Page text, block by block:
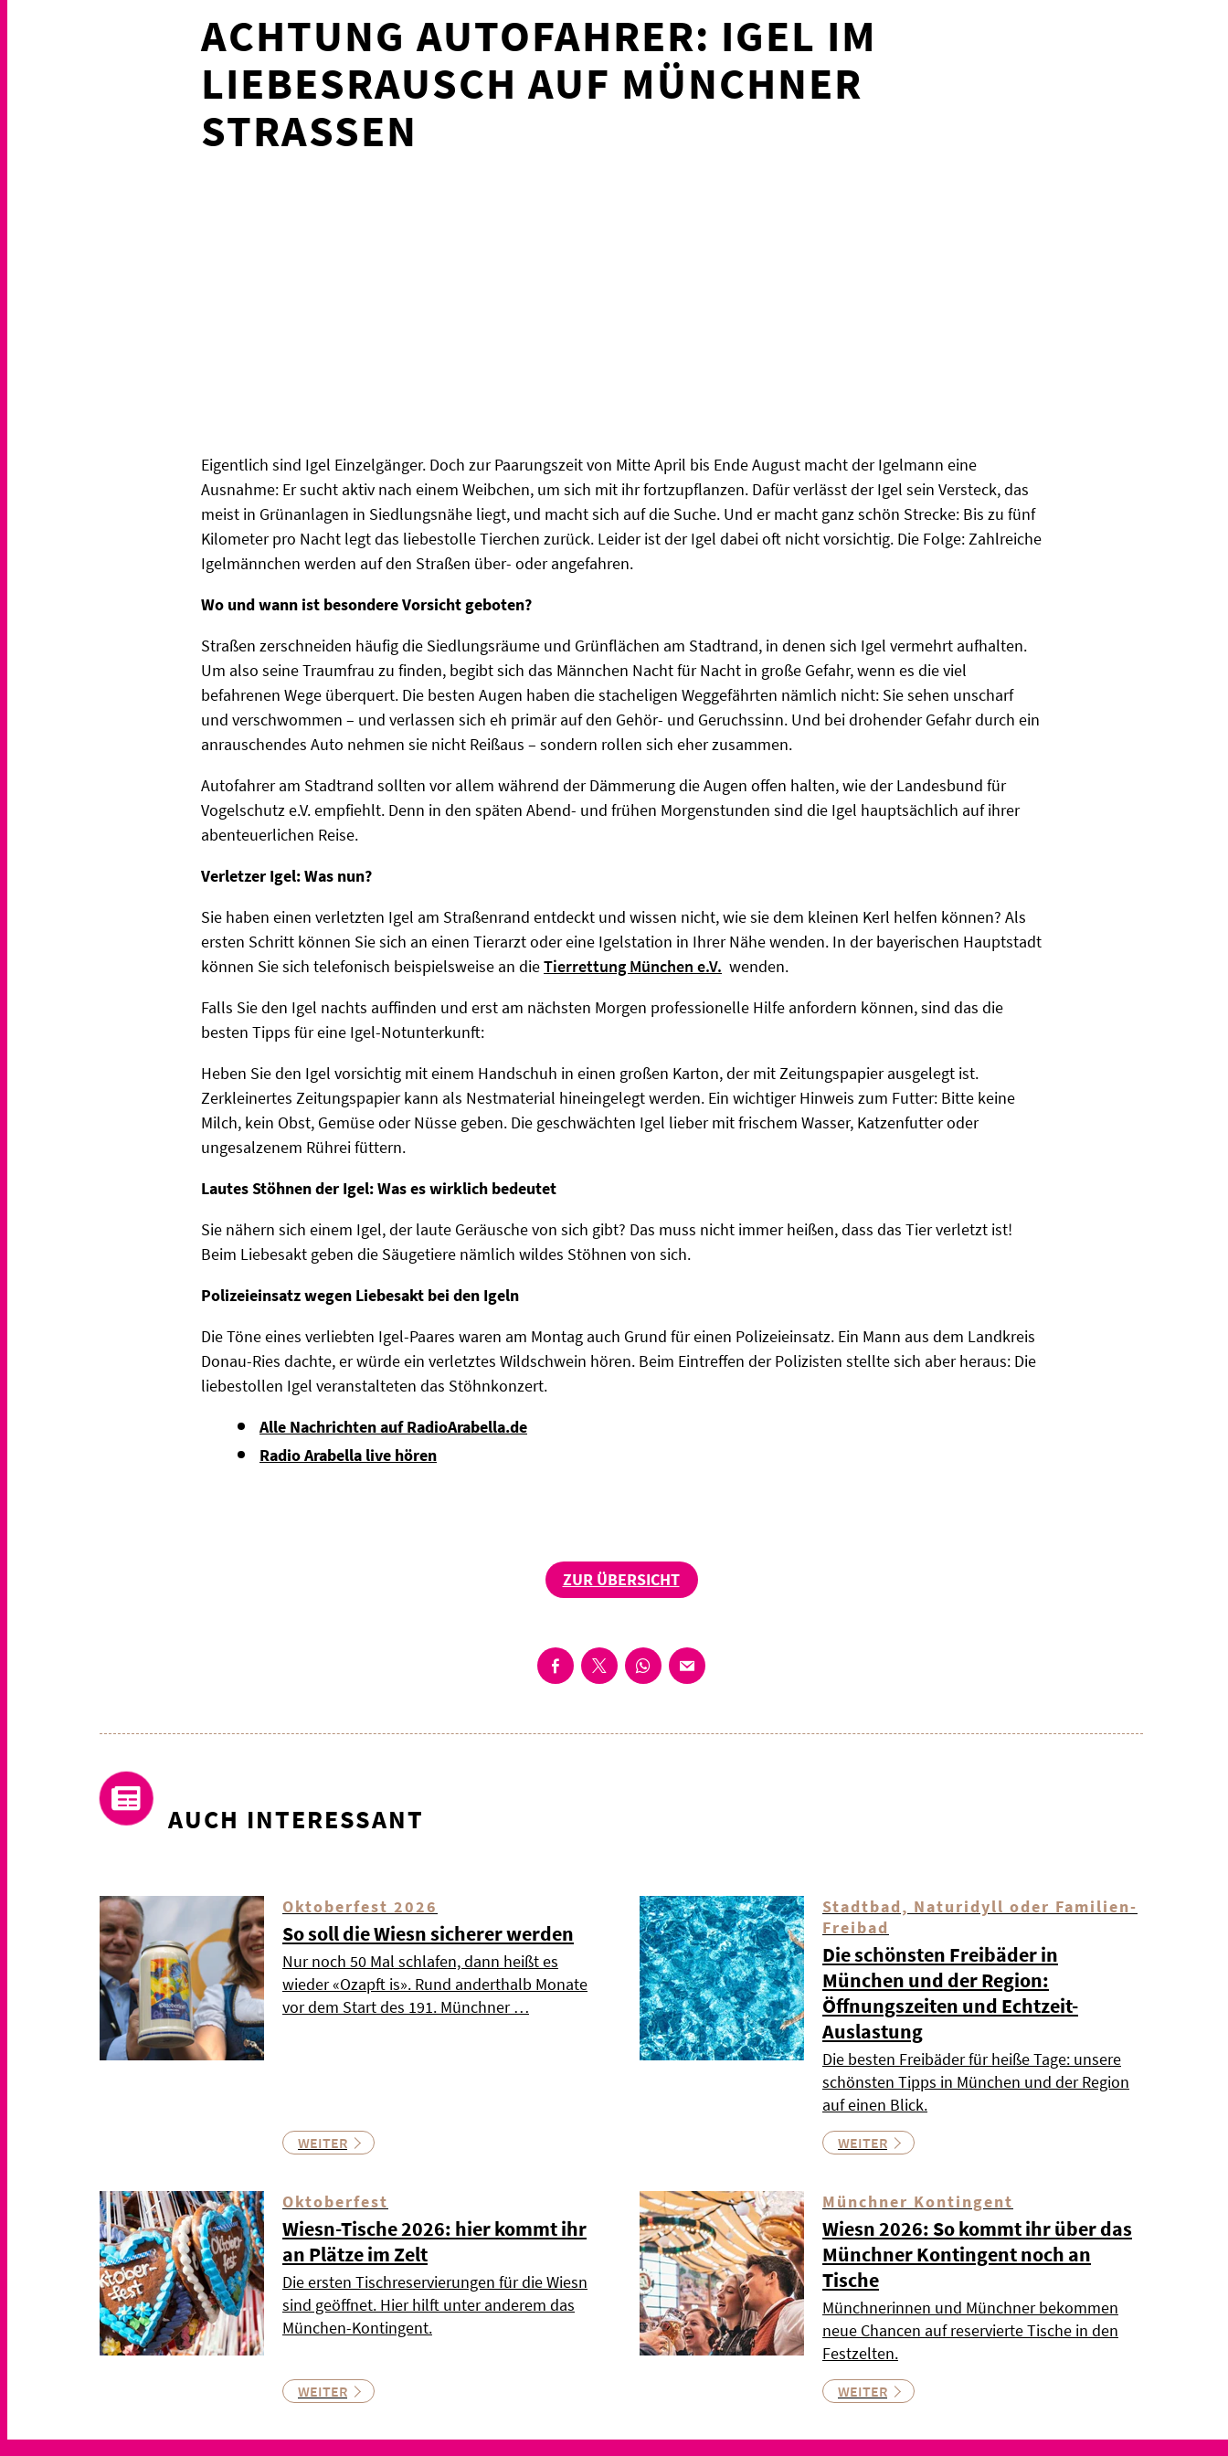
ACHTUNG AUTOFAHRER: IGEL IM
LIEBESRAUSCH AUF MÜNCHNER
STRASSEN
Eigentlich sind Igel Einzelgänger. Doch zur Paarungszeit von Mitte April bis Ende August macht der Igelmann eine
Ausnahme: Er sucht aktiv nach einem Weibchen, um sich mit ihr fortzupflanzen. Dafür verlässt der Igel sein Versteck, das
meist in Grünanlagen in Siedlungsnähe liegt, und macht sich auf die Suche. Und er macht ganz schön Strecke: Bis zu fünf
Kilometer pro Nacht legt das liebestolle Tierchen zurück. Leider ist der Igel dabei oft nicht vorsichtig. Die Folge: Zahlreiche
Igelmännchen werden auf den Straßen über- oder angefahren.
Wo und wann ist besondere Vorsicht geboten?
Straßen zerschneiden häufig die Siedlungsräume und Grünflächen am Stadtrand, in denen sich Igel vermehrt aufhalten.
Um also seine Traumfrau zu finden, begibt sich das Männchen Nacht für Nacht in große Gefahr, wenn es die viel
befahrenen Wege überquert. Die besten Augen haben die stacheligen Weggefährten nämlich nicht: Sie sehen unscharf
und verschwommen – und verlassen sich eh primär auf den Gehör- und Geruchssinn. Und bei drohender Gefahr durch ein
anrauschendes Auto nehmen sie nicht Reißaus – sondern rollen sich eher zusammen.
Autofahrer am Stadtrand sollten vor allem während der Dämmerung die Augen offen halten, wie der Landesbund für
Vogelschutz e.V. empfiehlt. Denn in den späten Abend- und frühen Morgenstunden sind die Igel hauptsächlich auf ihrer
abenteuerlichen Reise.
Verletzer Igel: Was nun?
Sie haben einen verletzten Igel am Straßenrand entdeckt und wissen nicht, wie sie dem kleinen Kerl helfen können? Als
ersten Schritt können Sie sich an einen Tierarzt oder eine Igelstation in Ihrer Nähe wenden. In der bayerischen Hauptstadt
können Sie sich telefonisch beispielsweise an dieTierrettung München e.V. wenden.
Falls Sie den Igel nachts auffinden und erst am nächsten Morgen professionelle Hilfe anfordern können, sind das die
besten Tipps für eine Igel-Notunterkunft:
Heben Sie den Igel vorsichtig mit einem Handschuh in einen großen Karton, der mit Zeitungspapier ausgelegt ist.
Zerkleinertes Zeitungspapier kann als Nestmaterial hineingelegt werden. Ein wichtiger Hinweis zum Futter: Bitte keine
Milch, kein Obst, Gemüse oder Nüsse geben. Die geschwächten Igel lieber mit frischem Wasser, Katzenfutter oder
ungesalzenem Rührei füttern.
Lautes Stöhnen der Igel: Was es wirklich bedeutet
Sie nähern sich einem Igel, der laute Geräusche von sich gibt? Das muss nicht immer heißen, dass das Tier verletzt ist!
Beim Liebesakt geben die Säugetiere nämlich wildes Stöhnen von sich.
Polizeieinsatz wegen Liebesakt bei den Igeln
Die Töne eines verliebten Igel-Paares waren am Montag auch Grund für einen Polizeieinsatz. Ein Mann aus dem Landkreis
Donau-Ries dachte, er würde ein verletztes Wildschwein hören. Beim Eintreffen der Polizisten stellte sich aber heraus: Die
liebestollen Igel veranstalteten das Stöhnkonzert.
Alle Nachrichten auf RadioArabella.de
Radio Arabella live hören
ZUR ÜBERSICHT
AUCH INTERESSANT
Oktoberfest 2026
So soll die Wiesn sicherer werden
Nur noch 50 Mal schlafen, dann heißt es
wieder «Ozapft is». Rund anderthalb Monate
vor dem Start des 191. Münchner …
WEITER
Stadtbad, Naturidyll oder Familien-
Freibad
Die schönsten Freibäder in
München und der Region:
Öffnungszeiten und Echtzeit-
Auslastung
Die besten Freibäder für heiße Tage: unsere
schönsten Tipps in München und der Region
auf einen Blick.
WEITER
Oktoberfest
Wiesn-Tische 2026: hier kommt ihr
an Plätze im Zelt
Die ersten Tischreservierungen für die Wiesn
sind geöffnet. Hier hilft unter anderem das
München-Kontingent.
WEITER
Münchner Kontingent
Wiesn 2026: So kommt ihr über das
Münchner Kontingent noch an
Tische
Münchnerinnen und Münchner bekommen
neue Chancen auf reservierte Tische in den
Festzelten.
WEITER